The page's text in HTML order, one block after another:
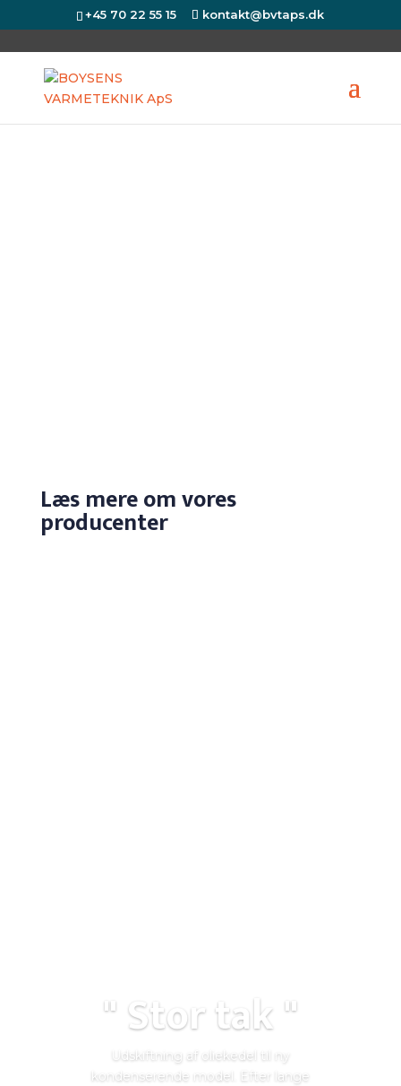
+45 70 22 55 15 kontakt@bvtaps.dk
Læs mere om vores
producenter
" Stor tak "
Udskiftning af oliekedel til ny
kondenserende model. Efter lange